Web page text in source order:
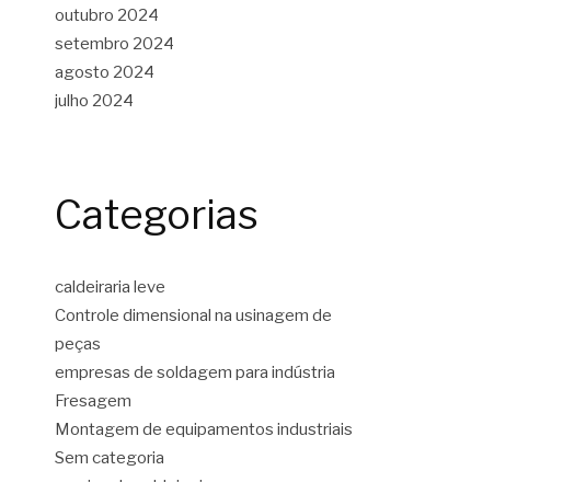
outubro 2024
setembro 2024
agosto 2024
julho 2024
Categorias
caldeiraria leve
Controle dimensional na usinagem de
peças
empresas de soldagem para indústria
Fresagem
Montagem de equipamentos industriais
Sem categoria